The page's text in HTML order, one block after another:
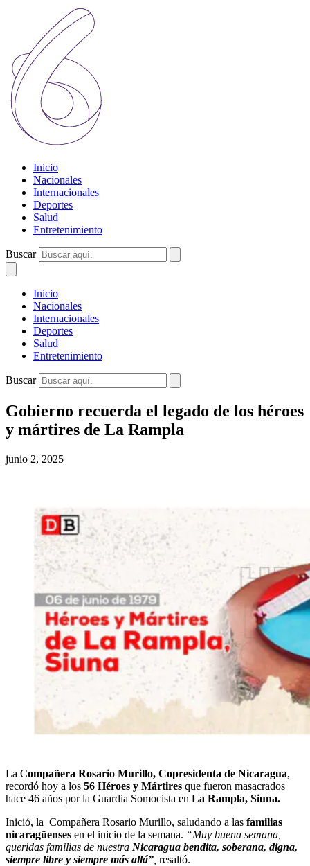
Inicio
Nacionales
Internacionales
Deportes
Salud
Entretenimiento
Buscar
Inicio
Nacionales
Internacionales
Deportes
Salud
Entretenimiento
Buscar
Gobierno recuerda el legado de los héroes
y mártires de La Rampla
junio 2, 2025
La Compañera Rosario Murillo, Copresidenta de Nicaragua,
recordó hoy a los 56 Héroes y Mártires que fueron masacrados
hace 46 años por la Guardia Somocista en La Rampla, Siuna.
Inició, la Compañera Rosario Murillo, saludando a las familias
nicaragüenses en el inicio de la semana. “Muy buena semana,
queridas familias de nuestra Nicaragua bendita, soberana, digna,
siempre libre y siempre más allá” resaltó.